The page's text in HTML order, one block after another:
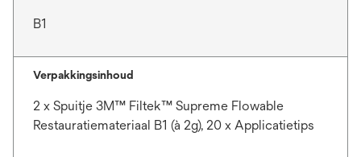
B1
Verpakkingsinhoud
2 x Spuitje 3M™ Filtek™ Supreme Flowable
Restauratiemateriaal B1 (à 2g), 20 x Applicatietips